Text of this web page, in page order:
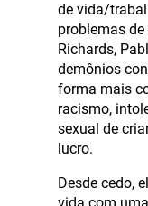
de vida/
problemas
Richards,
demônios
forma mais
racismo,
sexual de
lucro.
Desde cedo,